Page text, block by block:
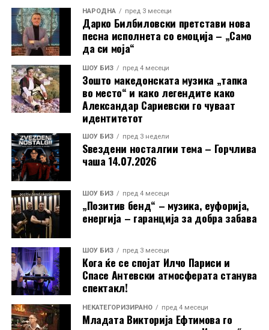
приказни од мојот живот и кариерата. За жал, сè
уште не се преведени на македонски јазик“, вели
таа.
РЕКЛАМА
НАРОДНА пред 3 месеци
Дарко Билбиловски претстави нова
песна исполнета со емоција – „Само
да си моја“
ШОУ БИЗ пред 4 месеци
Зошто македонската музика „тапка
во место“ и како легендите како
Александар Сариевски го чуваат
идентитетот
ШОУ БИЗ пред 3 недели
Ѕвездени носталгии тема – Горчлива
чаша 14.07.2026
ШОУ БИЗ пред 4 месеци
„Позитив бенд“ – музика, еуфорија,
енергија – гаранција за добра забава
ШОУ БИЗ пред 3 месеци
Кога ќе се спојат Илчо Париси и
Спасе Антевски атмосферата станува
спектакл!
НЕКАТЕГОРИЗИРАНО пред 4 месеци
Младата Викторија Ефтимова го